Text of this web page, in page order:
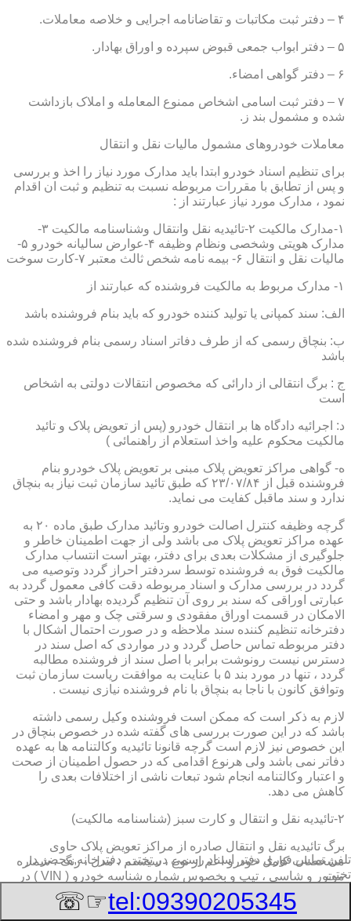
۴ – دفتر ثبت مکاتبات و تقاضانامه اجرایی و خلاصه معاملات.
۵ – دفتر ابواب جمعی قبوض سپرده و اوراق بهادار.
۶ – دفتر گواهی امضاء.
۷ – دفتر ثبت اسامی اشخاص ممنوع المعامله و املاک بازداشت
شده و مشمول بند ز.
معاملات خودروهای مشمول مالیات نقل و انتقال
برای تنظیم اسناد خودرو ابتدا باید مدارک مورد نیاز را اخذ و بررسی
و پس از تطابق با مقررات مربوطه نسبت به تنظیم و ثبت ان اقدام
نمود ، مدارک مورد نیاز عبارتند از :
۱-مدارک مالکیت ۲-تائیدیه نقل وانتقال وشناسنامه مالکیت ۳-
مدارک هویتی وشخصی ونظام وظیفه ۴-عوارض سالیانه خودرو ۵-
مالیات نقل و انتقال ۶- بیمه نامه شخص ثالث معتبر ۷-کارت سوخت
۱- مدارک مربوط به مالکیت فروشنده که عبارتند از
الف: سند کمپانی یا تولید کننده خودرو که باید بنام فروشنده باشد
ب: بنچاق رسمی که از طرف دفاتر اسناد رسمی بنام فروشنده شده
باشد
ج : برگ انتقالی از دارائی که مخصوص انتقالات دولتی به اشخاص
است
د: اجرائیه دادگاه ها بر انتقال خودرو (پس از تعویض پلاک و تائید
مالکیت محکوم علیه واخذ استعلام از راهنمائی )
ه- گواهی مراکز تعویض پلاک مبنی بر تعویض پلاک خودرو بنام
فروشنده قبل از ۲۳/۰۷/۸۴ که طبق تائید سازمان ثبت نیاز به بنچاق
ندارد و سند ماقبل کفایت می نماید.
گرچه وظیفه کنترل اصالت خودرو وتائید مدارک طبق ماده ۲۰ به
عهده مراکز تعویض پلاک می باشد ولی از جهت اطمینان خاطر و
جلوگیری از مشکلات بعدی برای دفتر، بهتر است انتساب مدارک
مالکیت فوق به فروشنده توسط سردفتر احراز گردد وتوصیه می
گردد در بررسی مدارک و اسناد مربوطه دقت کافی معمول گردد به
عبارتی اوراقی که سند بر روی آن تنظیم گردیده بهادار باشد و حتی
الامکان در قسمت اوراق مفقودی و سرقتی چک و مهر و امضاء
دفترخانه تنظیم کننده سند ملاحظه و در صورت احتمال اشکال با
دفتر مربوطه تماس حاصل گردد و در مواردی که اصل سند در
دسترس نیست رونوشت برابر با اصل سند از فروشنده مطالبه
گردد ، تنها در مورد بند ۵ با عنایت به موافقت ریاست سازمان ثبت
وتوافق کانون با ناجا به بنچاق با نام فروشنده نیازی نیست .
لازم به ذکر است که ممکن است فروشنده وکیل رسمی داشته
باشد که در این صورت بررسی های گفته شده در خصوص بنچاق در
این خصوص نیز لازم است گرچه قانونا تائیدیه وکالتنامه ها به عهده
دفاتر نمی باشد ولی هرنوع اقدامی که در حصول اطمینان از صحت
و اعتبار وکالتنامه انجام شود تبعات ناشی از اختلافات بعدی را
کاهش می دهد.
۲-تائیدیه نقل و انتقال و کارت سبز (شناسنامه مالکیت)
برگ تائیدیه نقل و انتقال صادره از مراکز تعویض پلاک حاوی
مشخصات کامل خودرو اعم از نوع ، سیستم ، مدل ، رنگ ، شماره
موتور و شاسی ، تیپ و بخصوس شماره شناسه خودرو ( VIN ) در
صدر صفحه و مشخصات فروشنده و خریدار اعم از مشخصات
سجلی و شماره ملی و کدپستی و آدرس و شماره انتظامی
تلفن تماس فوری دفتر اسناد رسمی در تختی, دفترخانه,محضر در
تختی
tel:09390205345
☞☏